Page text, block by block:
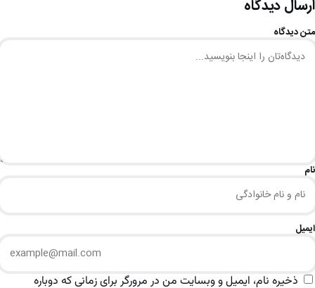
ارسال دیدگاه
متن دیدگاه
نام
ایمیل
ذخیره نام، ایمیل و وبسایت من در مرورگر برای زمانی که دوباره